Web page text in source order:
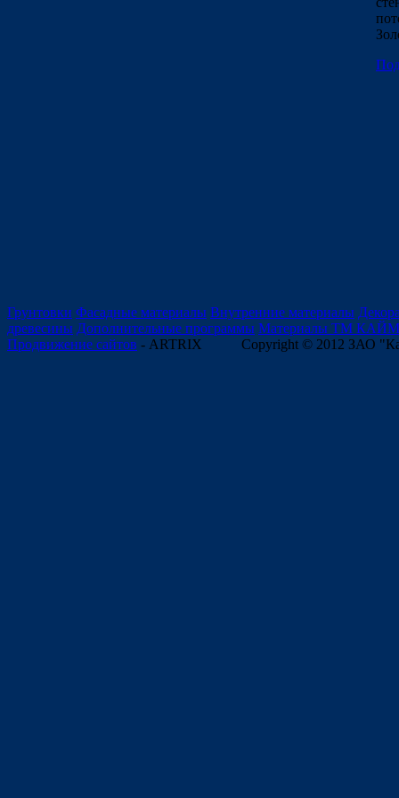
Грунтовки Фасадные материалы Внутренние материалы
древесины Дополнительные программы Материалы ТМ
Продвижение сайтов - ARTRIX Copyright © 2012 ЗАО